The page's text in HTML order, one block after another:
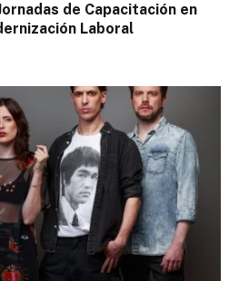
de Capacitación en
Laboral